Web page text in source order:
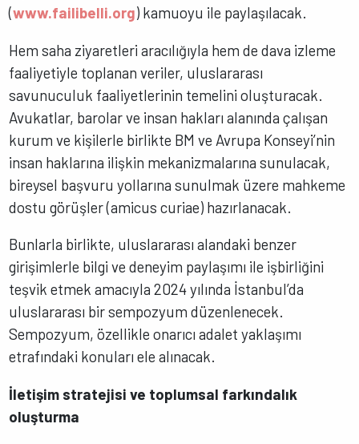
(www.failibelli.org) kamuoyu ile paylaşılacak.
Hem saha ziyaretleri aracılığıyla hem de dava izleme
faaliyetiyle toplanan veriler, uluslararası
savunuculuk faaliyetlerinin temelini oluşturacak.
Avukatlar, barolar ve insan hakları alanında çalışan
kurum ve kişilerle birlikte BM ve Avrupa Konseyi’nin
insan haklarına ilişkin mekanizmalarına sunulacak,
bireysel başvuru yollarına sunulmak üzere mahkeme
dostu görüşler (amicus curiae) hazırlanacak.
Bunlarla birlikte, uluslararası alandaki benzer
girişimlerle bilgi ve deneyim paylaşımı ile işbirliğini
teşvik etmek amacıyla 2024 yılında İstanbul’da
uluslararası bir sempozyum düzenlenecek.
Sempozyum, özellikle onarıcı adalet yaklaşımı
etrafındaki konuları ele alınacak.
İletişim stratejisi ve toplumsal farkındalık
oluşturma